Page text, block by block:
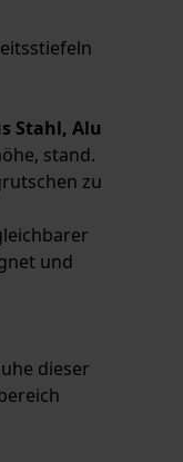
Stahl, Alu
stand.
zu
und
dieser